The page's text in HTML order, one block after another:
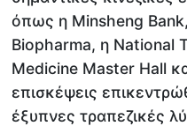
όπως η Minsheng
Biopharma, η National
Medicine Master Hall
επισκέψεις
έξυπνες τραπεζικές